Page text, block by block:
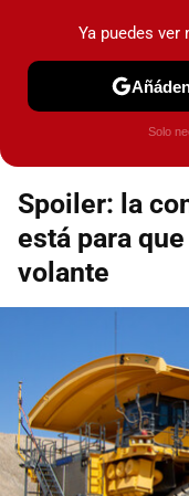
Espacio Toyota
Spoiler: la
está para
volante
Ya puedes
Solo